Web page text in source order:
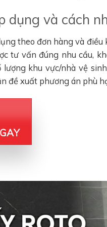
dụng và cách
theo đơn hàng và điều
tư vấn đúng nhu cầu,
lượng khu vực/nhà vệ
đề xuất phương án phù